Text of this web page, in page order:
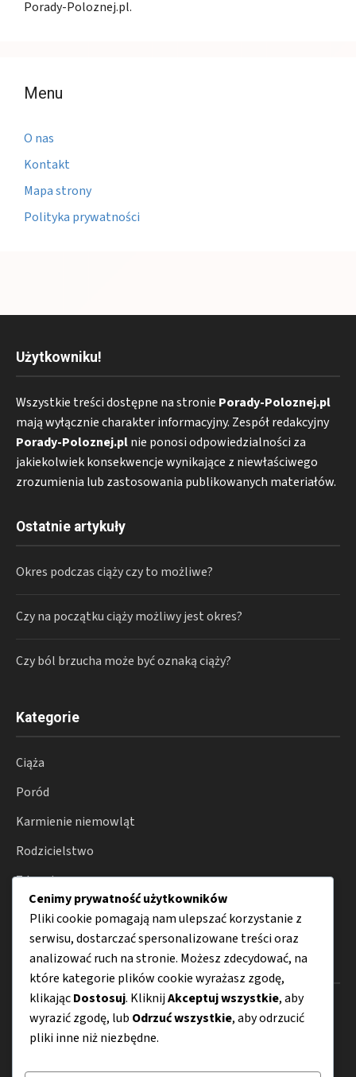
Porady-Poloznej.pl.
Menu
O nas
Kontakt
Mapa strony
Polityka prywatności
Użytkowniku!
Wszystkie treści dostępne na stronie Porady-Poloznej.pl
mają wyłącznie charakter informacyjny. Zespół redakcyjny
Porady-Poloznej.plnie ponosi odpowiedzialności za
jakiekolwiek konsekwencje wynikające z niewłaściwego
zrozumienia lub zastosowania publikowanych materiałów.
Ostatnie artykuły
Okres podczas ciąży czy to możliwe?
Czy na początku ciąży możliwy jest okres?
Czy ból brzucha może być oznaką ciąży?
Kategorie
Ciąża
Poród
Karmienie niemowląt
Rodzicielstwo
Zdrowie
Porady
Menu
Kontakt
Mapa strony
Cenimy prywatność użytkowników
Pliki cookie pomagają nam ulepszać korzystanie z
serwisu, dostarczać spersonalizowane treści oraz
analizować ruch na stronie. Możesz zdecydować, na
które kategorie plików cookie wyrażasz zgodę,
klikającDostosuj. KliknijAkceptuj wszystkie, aby
wyrazić zgodę, lub Odrzuć wszystkie, aby odrzucić
pliki inne niż niezbędne.